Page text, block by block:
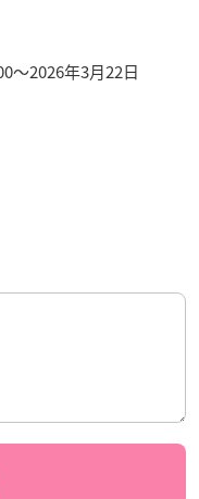
〜2026年3月22日